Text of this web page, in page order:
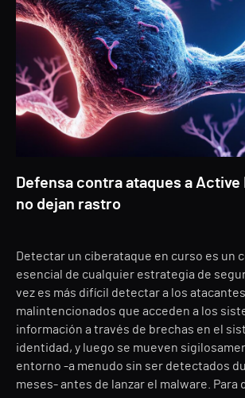
Defensa contra ataques a
no dejan rastro
Detectar un ciberataque en curso es un
esencial de cualquier estrategia de
vez es más difícil detectar a los atacantes
malintencionados que acceden a los
información a través de brechas en el
identidad, y luego se mueven
entorno -a menudo sin ser detectados
meses- antes de lanzar el malware. Para